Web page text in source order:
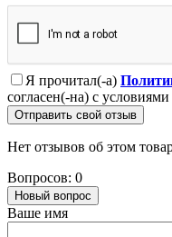
Я прочитал(-а)
согласен(-на) с условиями
Отправить свой отзыв
Нет отзывов об этом
Вопросов: 0
Новый вопрос
Ваше имя